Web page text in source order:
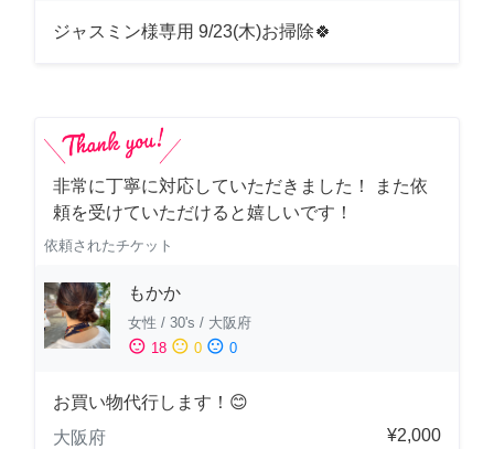
ジャスミン様専用 9/23(木)お掃除🍀
非常に丁寧に対応していただきました！ また依
頼を受けていただけると嬉しいです！
依頼されたチケット
もかか
女性 / 30's / 大阪府
sentiment_satisfied 18 sentiment_neutral 0 sentiment_dissatisfied 0
お買い物代行します！😊
大阪府
¥2,000